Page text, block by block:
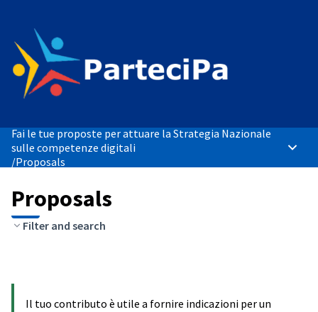
Fai le tue proposte per attuare la Strategia Nazionale
sulle competenze digitali
/Proposals
Main
Proposals
Filter and search
Il tuo contributo è utile a fornire indicazioni per un